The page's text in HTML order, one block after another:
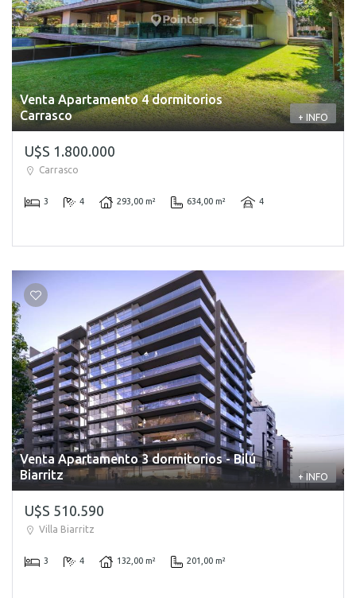
Venta Apartamento 4 dormitorios
Carrasco
+ INFO
U$S 1.800.000
Carrasco
3 4 293,00 m² 634,00 m² 4
Venta Apartamento 3 dormitorios - Bilú
Biarritz
+ INFO
U$S 510.590
Villa Biarritz
3 4 132,00 m² 201,00 m²